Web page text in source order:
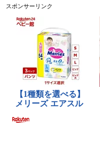
スポンサーリンク